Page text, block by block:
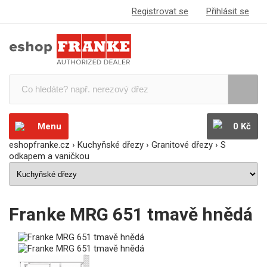
Registrovat se Přihlásit se
Menu
0 Kč
eshopfranke.cz › Kuchyňské dřezy › Granitové dřezy › S
odkapem a vaničkou
Franke MRG 651 tmavě hnědá